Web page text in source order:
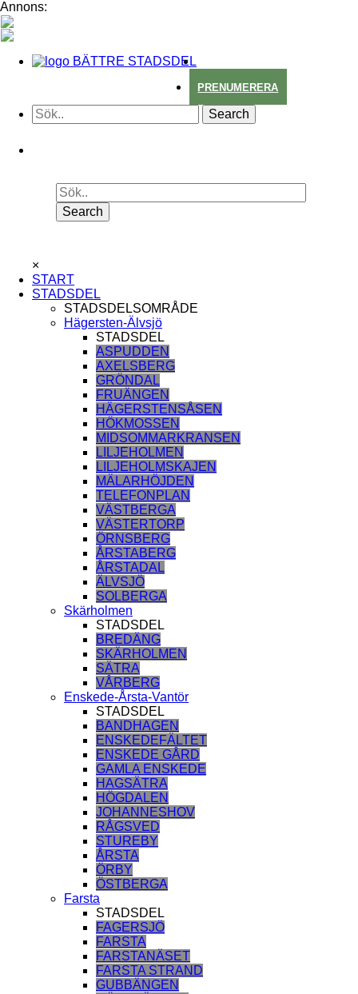
Annons:
BÄTTRE STADSDEL
PRENUMERERA
×
START
STADSDEL
STADSDELSOMRÅDE
Hägersten-Älvsjö
STADSDEL
ASPUDDEN
AXELSBERG
GRÖNDAL
FRUÄNGEN
HÄGERSTENSÅSEN
HÖKMOSSEN
MIDSOMMARKRANSEN
LILJEHOLMEN
LILJEHOLMSKAJEN
MÄLARHÖJDEN
TELEFONPLAN
VÄSTBERGA
VÄSTERTORP
ÖRNSBERG
ÅRSTABERG
ÅRSTADAL
ÄLVSJÖ
SOLBERGA
Skärholmen
STADSDEL
BREDÄNG
SKÄRHOLMEN
SÄTRA
VÅRBERG
Enskede-Årsta-Vantör
STADSDEL
BANDHAGEN
ENSKEDEFÄLTET
ENSKEDE GÅRD
GAMLA ENSKEDE
HAGSÄTRA
HÖGDALEN
JOHANNESHOV
RÅGSVED
STUREBY
ÅRSTA
ÖRBY
ÖSTBERGA
Farsta
STADSDEL
FAGERSJÖ
FARSTA
FARSTANÄSET
FARSTA STRAND
GUBBÄNGEN